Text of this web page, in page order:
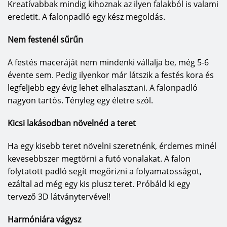
kialakítani az igényeknek megfelelő innovációkat.
ciklusban működik, azt mutatják az utóbbi
legyen szó a minden fürdőszobai környezetben
kellemes padlóérzetet biztosító Spa-Parkett
típusról, a parkettmanufaktur által kézműves
munkával előállított prémium padlókról, a clean
színtartósság érdekében UV-védelmet biztosító
sunProtect termékről – innovációink mind az
életminőség javítását szolgálják az Ön
otthonában. Emellett van egy terület, amelyet
különösen a szívünkön viselünk: a korlátok
nélküli lakhatás. Egy egyre idősödő
társadalomban fontosnak tartjuk, hogy olyan
termékeket fejlesszünk ki, amelyek önmagukban
Kreatívabbak mindig kihoznak az ilyen falakból is valami
eredetit. A falonpadló egy kész megoldás.
Nem festenél sűrűn
A festés maceráját nem mindenki vállalja be, még 5-6
évente sem. Pedig ilyenkor már látszik a festés kora és
legfeljebb egy évig lehet elhalasztani. A falonpadló
nagyon tartós. Tényleg egy életre szól.
Kicsi lakásodban növelnéd a teret
Ha egy kisebb teret növelni szeretnénk, érdemes minél
kevesebbszer megtörni a futó vonalakat. A falon
folytatott padló segít megőrizni a folyamatosságot,
ezáltal ad még egy kis plusz teret. Próbáld ki egy
tervező 3D látványtervével!
Harmóniára vágysz